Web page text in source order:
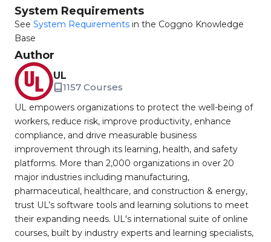
System Requirements
See System Requirements in the Coggno Knowledge
Base
Author
UL
1157 Courses
UL empowers organizations to protect the well-being of
workers, reduce risk, improve productivity, enhance
compliance, and drive measurable business
improvement through its learning, health, and safety
platforms. More than 2,000 organizations in over 20
major industries including manufacturing,
pharmaceutical, healthcare, and construction & energy,
trust UL’s software tools and learning solutions to meet
their expanding needs. UL's international suite of online
courses, built by industry experts and learning specialists,